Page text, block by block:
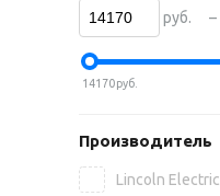
руб. –
14170руб.
Производитель
Lincoln Electric